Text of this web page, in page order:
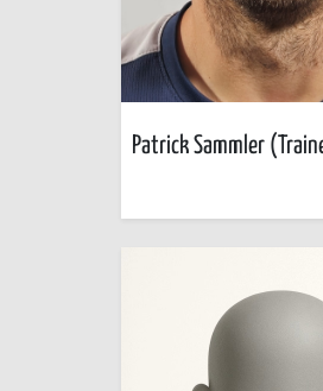
Patrick Sammler